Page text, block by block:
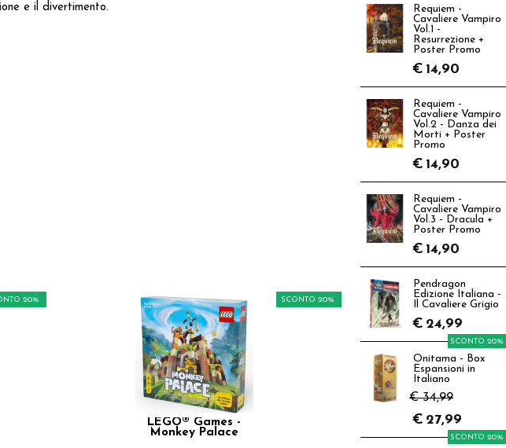
e il divertimento.
20%
LEGO® Games -
Monkey Palace
SCONTO 20%
Requiem -
Cavaliere Vampiro
Vol.1 -
Resurrezione +
Poster Promo
€ 14,90
Requiem -
Cavaliere Vampiro
Vol.2 - Danza dei
Morti + Poster
Promo
€ 14,90
Requiem -
Cavaliere Vampiro
Vol.3 - Dracula +
Poster Promo
€ 14,90
Pendragon
Edizione Italiana -
Il Cavaliere Grigio
€ 24,99
Onitama - Box
Espansioni in
Italiano
€ 34,99
SCONTO 20%
€ 27,99
SCONTO 20%